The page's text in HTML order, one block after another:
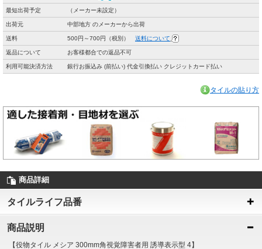
最短出荷予定 （メーカー未設定）
出荷元 中部地方 のメーカーから出荷
送料 500円～700円（税別） 送料について
返品について お客様都合での返品不可
利用可能決済方法 銀行お振込み (前払い) 代金引換払い クレジットカード払い
タイルの貼り方
商品詳細
タイルライフ品番
商品説明
【役物タイル メシア 300mm角視覚障害者用 誘導表示型 4】